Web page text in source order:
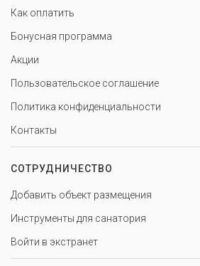
Как оплатить
Бонусная программа
Акции
Пользовательское соглашение
Политика конфиденциальности
Контакты
СОТРУДНИЧЕСТВО
Добавить объект размещения
Инструменты для санатория
Войти в экстранет